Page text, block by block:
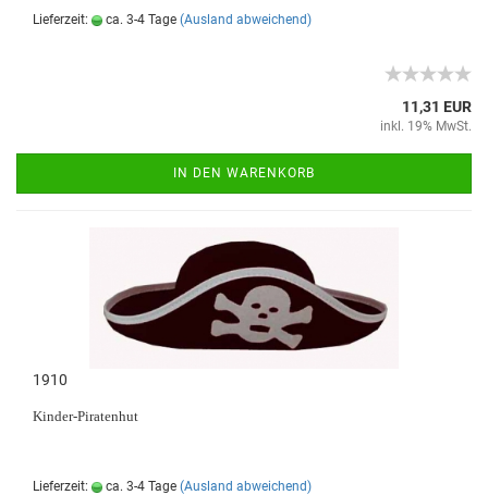
Lieferzeit: ca. 3-4 Tage (Ausland abweichend)
11,31 EUR
inkl. 19% MwSt.
IN DEN WARENKORB
1910
Kinder-Piratenhut
Lieferzeit: ca. 3-4 Tage (Ausland abweichend)